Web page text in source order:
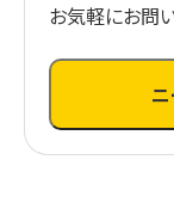
お気軽にお問